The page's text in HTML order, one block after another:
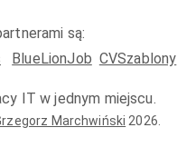
są:
BlueLionJob CVSzablony
IT w jednym miejscu.
Marchwiński 2026